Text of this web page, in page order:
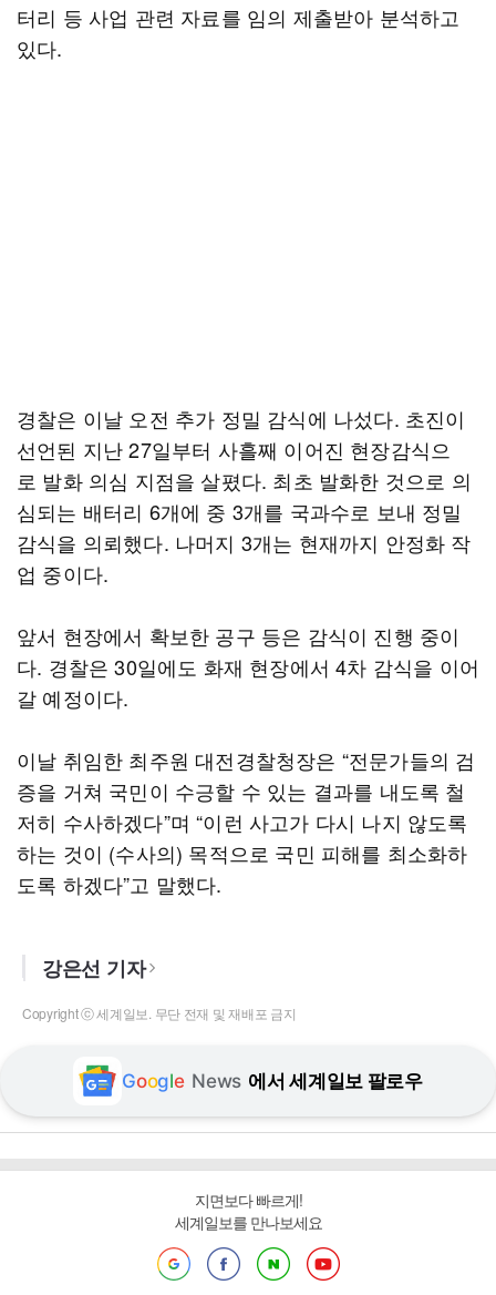
터리 등 사업 관련 자료를 임의 제출받아 분석하고
있다.
경찰은 이날 오전 추가 정밀 감식에 나섰다. 초진이
선언된 지난 27일부터 사흘째 이어진 현장감식으
로 발화 의심 지점을 살폈다. 최초 발화한 것으로 의
심되는 배터리 6개에 중 3개를 국과수로 보내 정밀
감식을 의뢰했다. 나머지 3개는 현재까지 안정화 작
업 중이다.
앞서 현장에서 확보한 공구 등은 감식이 진행 중이
다. 경찰은 30일에도 화재 현장에서 4차 감식을 이어
갈 예정이다.
이날 취임한 최주원 대전경찰청장은 “전문가들의 검
증을 거쳐 국민이 수긍할 수 있는 결과를 내도록 철
저히 수사하겠다”며 “이런 사고가 다시 나지 않도록
하는 것이 (수사의) 목적으로 국민 피해를 최소화하
도록 하겠다”고 말했다.
강은선 기자
Copyright ⓒ 세계일보. 무단 전재 및 재배포 금지
Google News 에서 세계일보 팔로우
지면보다 빠르게!
세계일보를 만나보세요